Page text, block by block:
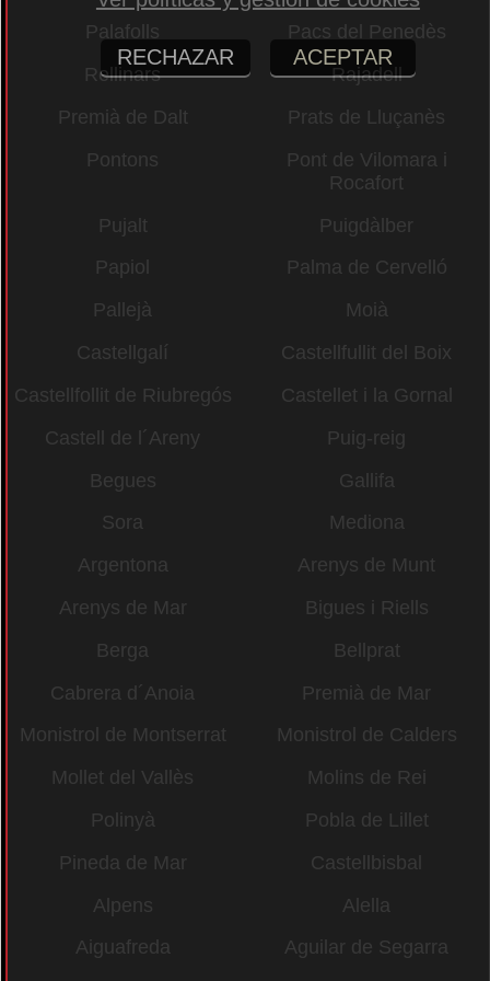
Palafolls
Pacs del Penedès
Rellinars
Rajadell
Premià de Dalt
Prats de Lluçanès
Pontons
Pont de Vilomara i
Rocafort
Pujalt
Puigdàlber
Papiol
Palma de Cervelló
Pallejà
Moià
Castellgalí
Castellfullit del Boix
Castellfollit de Riubregós
Castellet i la Gornal
Castell de l´Areny
Puig-reig
Begues
Gallifa
Sora
Mediona
Argentona
Arenys de Munt
Arenys de Mar
Bigues i Riells
Berga
Bellprat
Cabrera d´Anoia
Premià de Mar
Monistrol de Montserrat
Monistrol de Calders
Mollet del Vallès
Molins de Rei
Polinyà
Pobla de Lillet
Pineda de Mar
Castellbisbal
Alpens
Alella
Aiguafreda
Aguilar de Segarra
RECHAZAR ACEPTAR